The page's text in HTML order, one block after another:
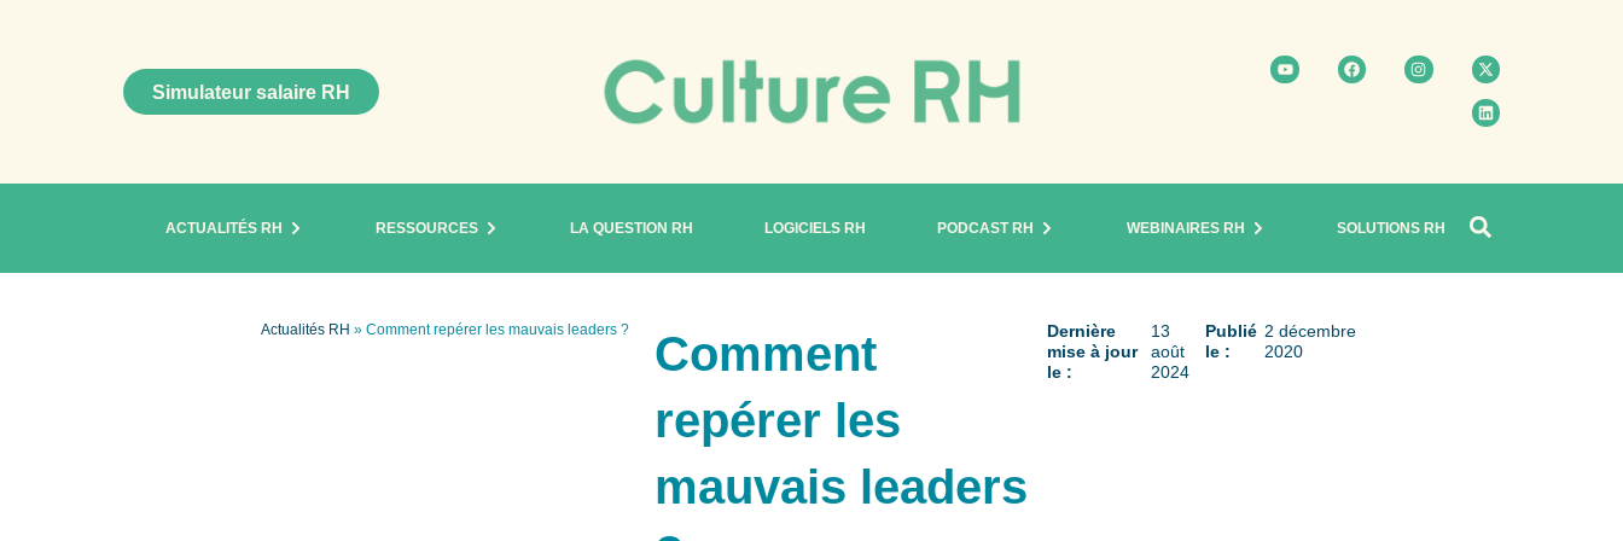
Simulateur salaire RH
ACTUALITÉS RH RESSOURCES LA QUESTION RH LOGICIELS RH PODCAST RH WEBINAIRES RH SOLUTIONS RH
Actualités RH » Comment repérer les mauvais leaders ?
Comment
repérer les
mauvais leaders
Dernière
mise à jour
le :
13
août
2024
Publié
le :
2 décembre
2020